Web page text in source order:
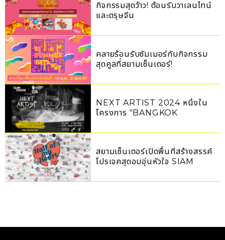
กิจกรรมสุดว้าว! ต้อนรับวาเลนไทน์
และตรุษจีน
คลายร้อนรับซัมเมอร์​กับกิจกรรม
สุดคูลที่สยามเซ็นเตอร์!
NEXT ARTIST 2024 หนึ่งใน
โครงการ "BANGKOK
สยามเซ็นเตอร์เปิดพื้นที่สร้างสรรค์
โปรเจคสุดอบอุ่นหัวใจ SIAM
PRESENTS SUNDAE KIDS